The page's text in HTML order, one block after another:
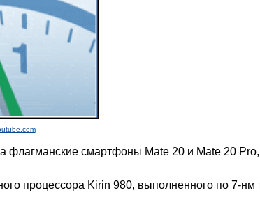
флагманские смартфоны Mate 20 и Mate 20
процессора Kirin 980, выполненного по 7-нм